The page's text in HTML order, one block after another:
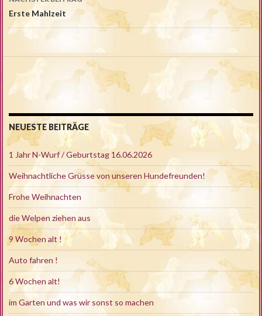
Erste Mahlzeit
NEUESTE BEITRÄGE
1 Jahr N-Wurf / Geburtstag 16.06.2026
Weihnachtliche Grüsse von unseren Hundefreunden!
Frohe Weihnachten
die Welpen ziehen aus
9 Wochen alt !
Auto fahren !
6 Wochen alt!
im Garten und was wir sonst so machen